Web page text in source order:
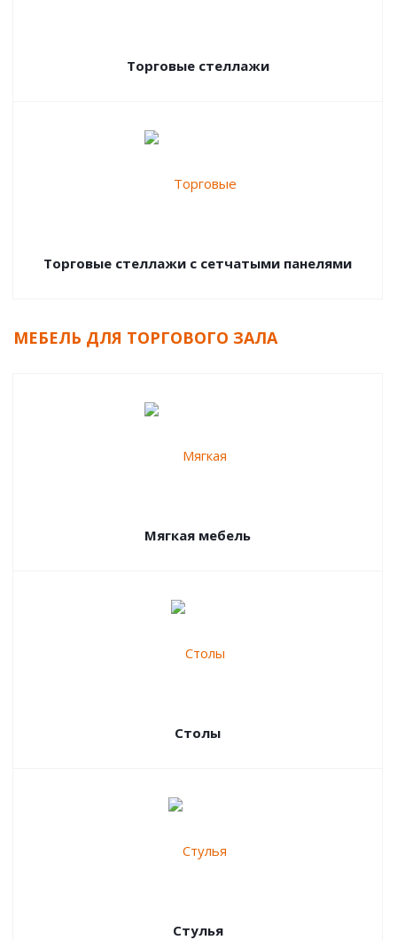
Торговые стеллажи
Торговые стеллажи с сетчатыми панелями
МЕБЕЛЬ ДЛЯ ТОРГОВОГО ЗАЛА
Мягкая мебель
Столы
Стулья